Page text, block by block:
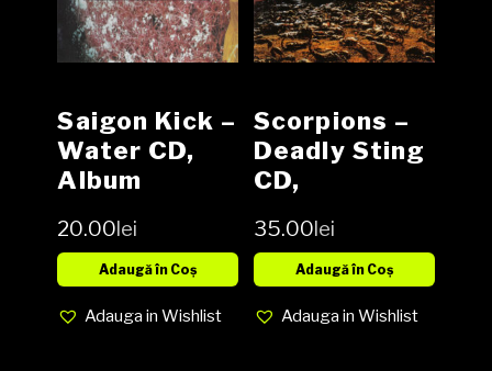
Saigon Kick –
Water CD,
Album
20.00lei
Adaugă în Coș
Adauga in Wishlist
Scorpions –
Deadly Sting
CD,
35.00lei
Adaugă în Coș
Adauga in Wishlist